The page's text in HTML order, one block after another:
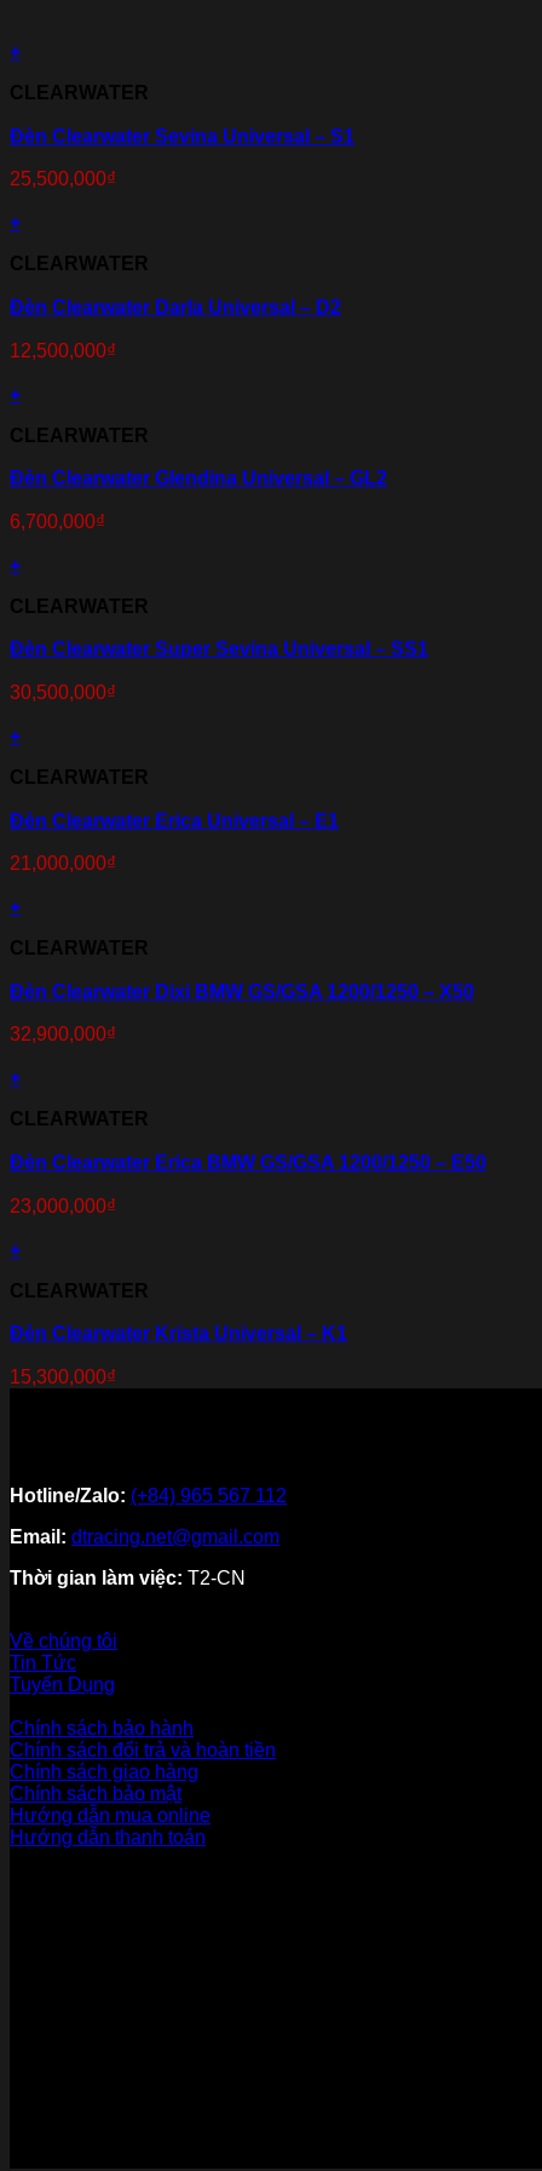
+
CLEARWATER
Đèn Clearwater Sevina Universal – S1
25,500,000₫
+
CLEARWATER
Đèn Clearwater Darla Universal – D2
12,500,000₫
+
CLEARWATER
Đèn Clearwater Glendina Universal – GL2
6,700,000₫
+
CLEARWATER
Đèn Clearwater Super Sevina Universal – SS1
30,500,000₫
+
CLEARWATER
Đèn Clearwater Erica Universal – E1
21,000,000₫
+
CLEARWATER
Đèn Clearwater Dixi BMW GS/GSA 1200/1250 – X50
32,900,000₫
+
CLEARWATER
Đèn Clearwater Erica BMW GS/GSA 1200/1250 – E50
23,000,000₫
+
CLEARWATER
Đèn Clearwater Krista Universal – K1
15,300,000₫
Hotline/Zalo: (+84) 965 567 112
Email: dtracing.net@gmail.com
Thời gian làm việc: T2-CN
Về chúng tôi
Tin Tức
Tuyển Dụng
Chính sách bảo hành
Chính sách đổi trả và hoàn tiền
Chính sách giao hàng
Chính sách bảo mật
Hướng dẫn mua online
Hướng dẫn thanh toán